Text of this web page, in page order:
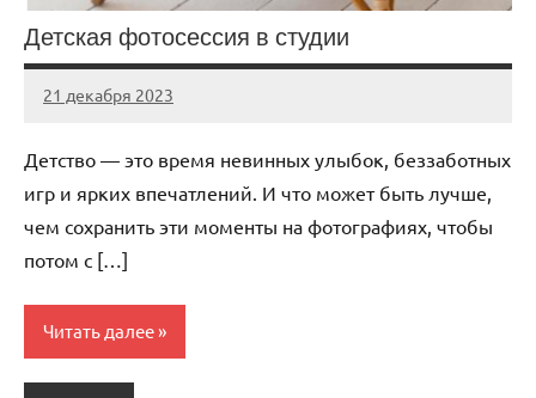
Детская фотосессия в студии
21 декабря 2023
Avtor
Нет
Детство — это время невинных улыбок, беззаботных
игр и ярких впечатлений. И что может быть лучше,
чем сохранить эти моменты на фотографиях, чтобы
потом с […]
Читать далее